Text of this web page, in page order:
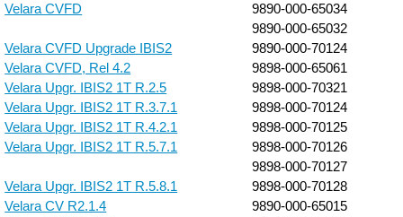
Velara CVFD
9890-000-65034
9890-000-65032
Velara CVFD Upgrade IBIS2
9890-000-70124
Velara CVFD, Rel 4.2
9898-000-65061
Velara Upgr. IBIS2 1T R.2.5
9898-000-70321
Velara Upgr. IBIS2 1T R.3.7.1
9898-000-70124
Velara Upgr. IBIS2 1T R.4.2.1
9898-000-70125
Velara Upgr. IBIS2 1T R.5.7.1
9898-000-70126
9898-000-70127
Velara Upgr. IBIS2 1T R.5.8.1
9898-000-70128
Velara CV R2.1.4
9890-000-65015